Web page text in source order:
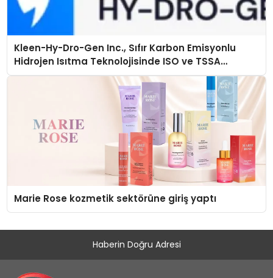
Kleen-Hy-Dro-Gen Inc., Sıfır Karbon Emisyonlu
Hidrojen Isıtma Teknolojisinde ISO ve TSSA
Düzenleyici Onaylarını Aldı
Marie Rose kozmetik sektörüne giriş yaptı
Haberin Doğru Adresi